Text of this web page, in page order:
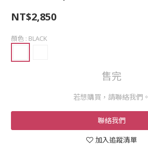
NT$2,850
顏色 : BLACK
售完
若想購買，請聯絡我們。
聯絡我們
加入追蹤清單